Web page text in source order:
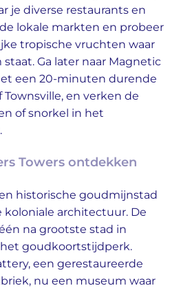
je diverse restaurants en
lokale markten en probeer
tropische vruchten waar
Ga later naar Magnetic
een 20-minuten durende
en verken de
of snorkel in het
Towers ontdekken
historische goudmijnstad
architectuur. De
na grootste stad in
goudkoortstijdperk.
een gerestaureerde
nu een museum waar